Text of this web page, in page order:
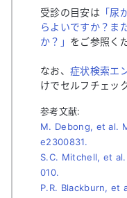
受診の目安は 「
らよいですか？ま
か？」 をご参照く
なお、 症状検索エ
けでセルフチェッ
参考文献:
M. Debong, et al.
e2300831.
S.C. Mitchell, et
010.
P.R. Blackburn, et